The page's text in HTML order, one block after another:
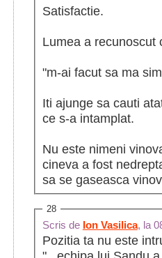
Satisfactie.
Lumea a
"m-ai facut sa ma
Iti ajunge sa cauti
ce s-a intamplat.
Nu este nimeni
cineva a fost
sa se gaseasca
28
Scris de Ion Vasilica, la
Pozitia ta nu este